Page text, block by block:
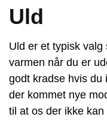
Uld
Uld er et typisk
varmen når du er
godt kradse hvis du
der kommet nye
til at os der ikke